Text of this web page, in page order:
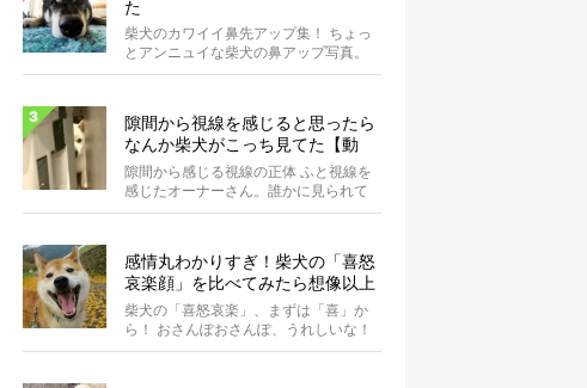
た
柴犬のカワイイ鼻先アップ集！ ちょっ
とアンニュイな柴犬の鼻アップ写真。
何やら物思いにふけっているようで
隙間から視線を感じると思ったら
なんか柴犬がこっち見てた【動
画】
隙間から感じる視線の正体 ふと視線を
感じたオーナーさん。誰かに見られて
いる気がするのです。 まさ...
感情丸わかりすぎ！柴犬の「喜怒
哀楽顔」を比べてみたら想像以上
だった
柴犬の「喜怒哀楽」、まずは「喜」か
ら！ おさんぽおさんぽ、うれしいな！
こちらはお散歩中の一コマです。やっ